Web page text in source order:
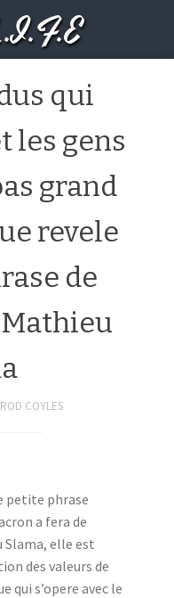
qui
les gens
grand
revele
de
COYLES
petite phrase
a fera de
elle est
des valeurs de
qui s’opere avec le